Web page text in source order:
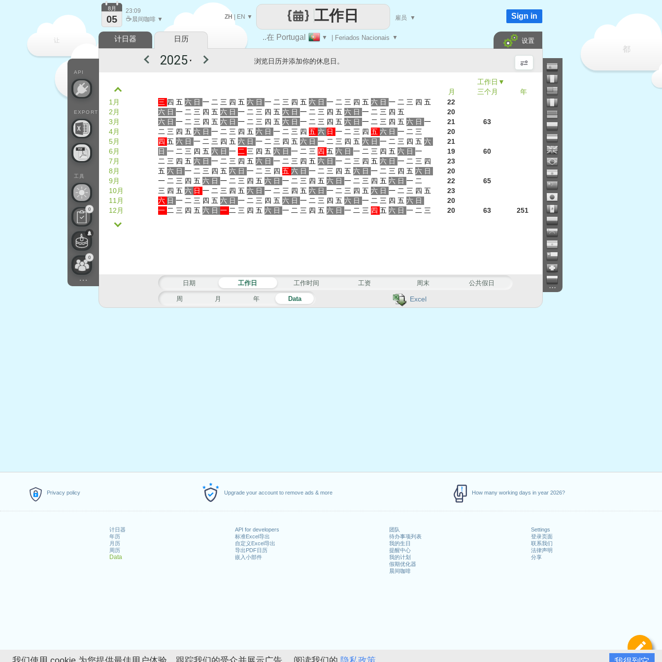
Privacy policy Upgrade your account to remove ads & more How many working days in year 2026?
计日器
年历
月历
周历
Data
API for developers
标准Excel导出
自定义Excel导出
导出PDF日历
嵌入小部件
团队
待办事项列表
我的生日
提醒中心
我的计划
假期优化器
晨间咖啡
Settings
登录页面
联系我们
法律声明
分享
定
让
都
..在 Portugal ▼ | Feriados Nacionais ▼
工作日
ZH | EN ▼ 雇员 ▼
API
EXPORT
工具
0
0
...
8月
05
23:09
☕晨间咖啡 ▼ Sign in
计日器 日历 设置
...
Excel
▼
月
三个月 年
▼ 浏览日历并添加你的休息日。
1月 三 四 五 六 日 一 二 三 四 五 六 日 一 二 三 四 五 六 日 一 二 三 四 五 六 日 一 二 三 四 五
22
2月
六 日 一 二 三 四 五 六 日 一 二 三 四 五 六 日 一 二 三 四 五 六 日 一 二 三 四 五
20
3月
六 日 一 二 三 四 五 六 日 一 二 三 四 五 六 日 一 二 三 四 五 六 日 一 二 三 四 五 六 日 一 21
63
4月
二 三 四 五 六 日 一 二 三 四 五 六 日 一 二 三 四 五 六 日 一 二 三 四 五 六 日 一 二 三
20
5月
四 五 六 日 一 二 三 四 五 六 日 一 二 三 四 五 六 日 一 二 三 四 五 六 日 一 二 三 四 五 六
21
6月
日 一 二 三 四 五 六 日 一 二 三 四 五 六 日 一 二 三 四 五 六 日 一 二 三 四 五 六 日 一 19
60
7月
二 三 四 五 六 日 一 二 三 四 五 六 日 一 二 三 四 五 六 日 一 二 三 四 五 六 日 一 二 三 四
23
8月
五 六 日 一 二 三 四 五 六 日 一 二 三 四 五 六 日 一 二 三 四 五 六 日 一 二 三 四 五 六 日
20
9月
一 二 三 四 五 六 日 一 二 三 四 五 六 日 一 二 三 四 五 六 日 一 二 三 四 五 六 日 一 二 22
65
10月
三 四 五 六 日 一 二 三 四 五 六 日 一 二 三 四 五 六 日 一 二 三 四 五 六 日 一 二 三 四 五
23
11月
六 日 一 二 三 四 五 六 日 一 二 三 四 五 六 日 一 二 三 四 五 六 日 一 二 三 四 五 六 日
20
12月
一 二 三 四 五 六 日 一 二 三 四 五 六 日 一 二 三 四 五 六 日 一 二 三 四 五 六 日 一 二 三 20 63 251
周 月 年 Data
日期 工作日 工作时间 工资 周末 公共假日